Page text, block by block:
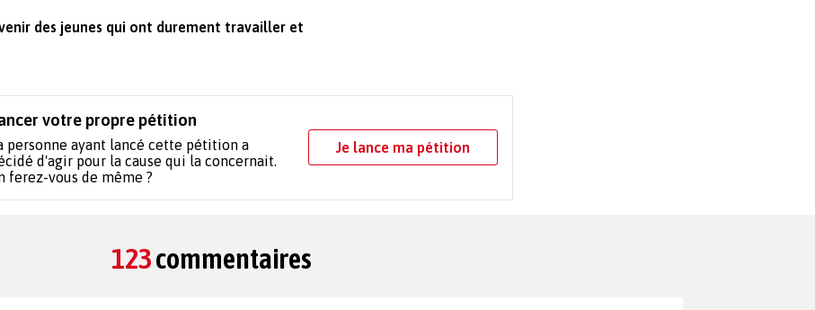
des jeunes qui ont durement travailler et
votre propre pétition
personne ayant lancé cette pétition a
d'agir pour la cause qui la concernait.
ferez-vous de même ?
Je lance ma pétition
123commentaires